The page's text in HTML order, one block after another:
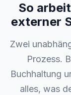
So
externer
Zwei
Prozess.
Buchhaltung
alles, was